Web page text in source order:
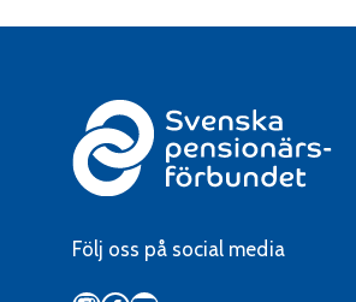
Följ oss på social media